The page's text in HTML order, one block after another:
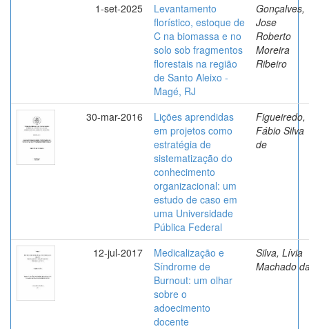
1-set-2025
Levantamento
florístico, estoque de
C na biomassa e no
solo sob fragmentos
florestais na região
de Santo Aleixo -
Magé, RJ
Gonçalves,
Jose
Roberto
Moreira
Ribeiro
30-mar-2016
Lições aprendidas
em projetos como
estratégia de
sistematização do
conhecimento
organizacional: um
estudo de caso em
uma Universidade
Pública Federal
Figueiredo,
Fábio Silva
de
12-jul-2017
Medicalização e
Síndrome de
Burnout: um olhar
sobre o
adoecimento
docente
Silva, Lívia
Machado